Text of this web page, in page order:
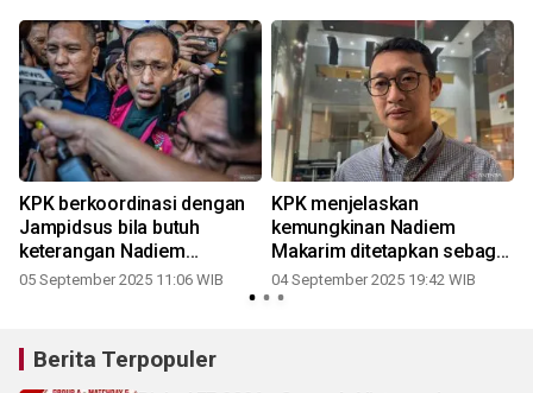
KPK berkoordinasi dengan
Jampidsus bila butuh
keterangan Nadiem
Makarim
05 September 2025 11:06 WIB
KPK menjelaskan
kemungkinan Nadiem
Makarim ditetapkan sebagai
tersangka
04 September 2025 19:42 WIB
Berita Terpopuler